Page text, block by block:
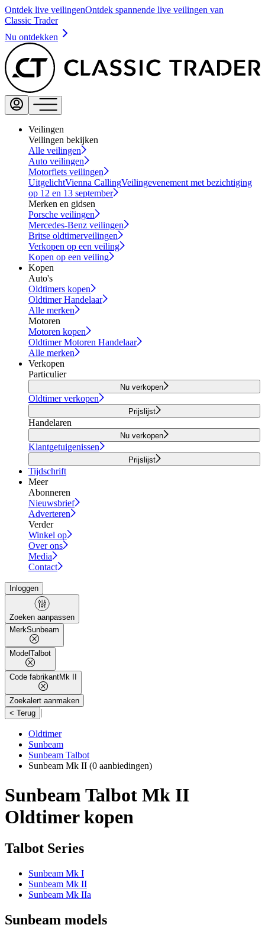
Ontdek live veilingenOntdek spannende live veilingen van
Classic Trader
Nu ontdekken
Veilingen
Veilingen bekijken
Alle veilingen
Auto veilingen
Motorfiets veilingen
UitgelichtVienna CallingVeilingevenement met bezichtiging
op 12 en 13 september
Merken en gidsen
Porsche veilingen
Mercedes-Benz veilingen
Britse oldtimerveilingen
Verkopen op een veiling
Kopen op een veiling
Kopen
Auto's
Oldtimers kopen
Oldtimer Handelaar
Alle merken
Motoren
Motoren kopen
Oldtimer Motoren Handelaar
Alle merken
Verkopen
Particulier
Nu verkopen
Oldtimer verkopen
Prijslijst
Handelaren
Nu verkopen
Klantgetuigenissen
Prijslijst
Tijdschrift
Meer
Abonneren
Nieuwsbrief
Adverteren
Verder
Winkel op
Over ons
Media
Contact
Inloggen
Zoeken aanpassen
MerkSunbeam
Model Talbot
Code fabrikantMk II
Zoekalert aanmaken
< Terug |
Oldtimer
Sunbeam
Sunbeam Talbot
Sunbeam Mk II (0 aanbiedingen)
Sunbeam Talbot Mk II
Oldtimer kopen
Talbot Series
Sunbeam Mk I
Sunbeam Mk II
Sunbeam Mk IIa
Sunbeam models